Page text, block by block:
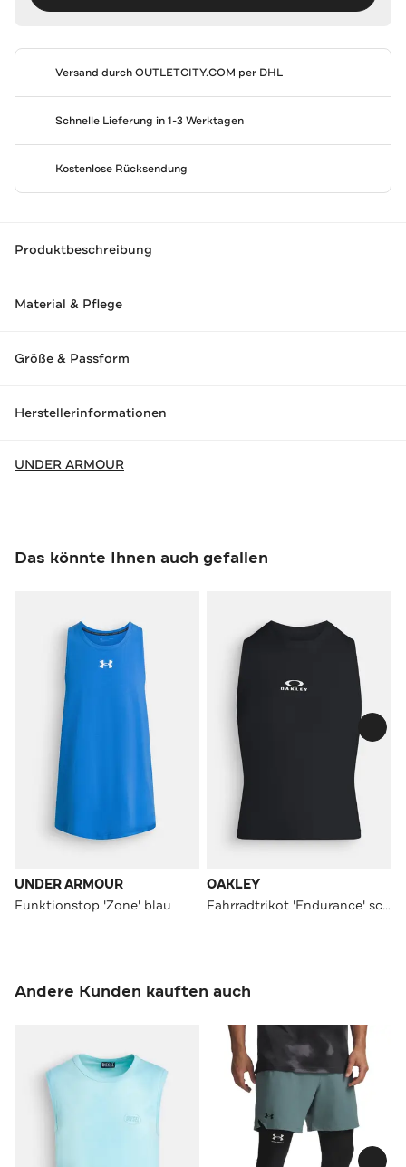
Versand durchOUTLETCITY.COM per DHL
Schnelle Lieferung in 1-3 Werktagen
Kostenlose Rücksendung
Produktbeschreibung
Material & Pflege
Größe & Passform
Herstellerinformationen
UNDER ARMOUR
Das könnte Ihnen auch gefallen
UNDER ARMOUR
Funktionstop 'Zone' blau
OAKLEY
Fahrradtrikot 'Endurance' schwarz
Andere Kunden kauften auch